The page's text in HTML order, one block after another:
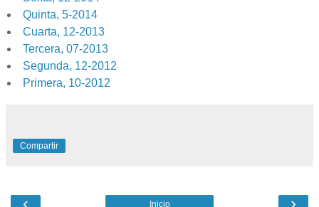
Quinta, 5-2014
Cuarta, 12-2013
Tercera, 07-2013
Segunda, 12-2012
Primera, 10-2012
Compartir
‹ ›
Inicio